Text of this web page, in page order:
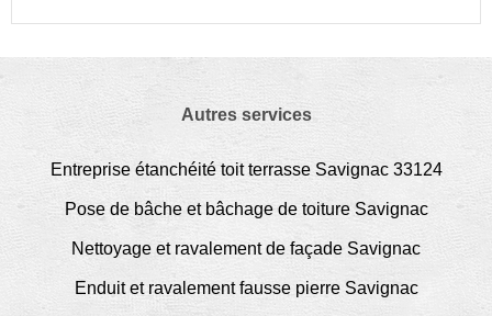
Autres services
Entreprise étanchéité toit terrasse Savignac 33124
Pose de bâche et bâchage de toiture Savignac
Nettoyage et ravalement de façade Savignac
Enduit et ravalement fausse pierre Savignac